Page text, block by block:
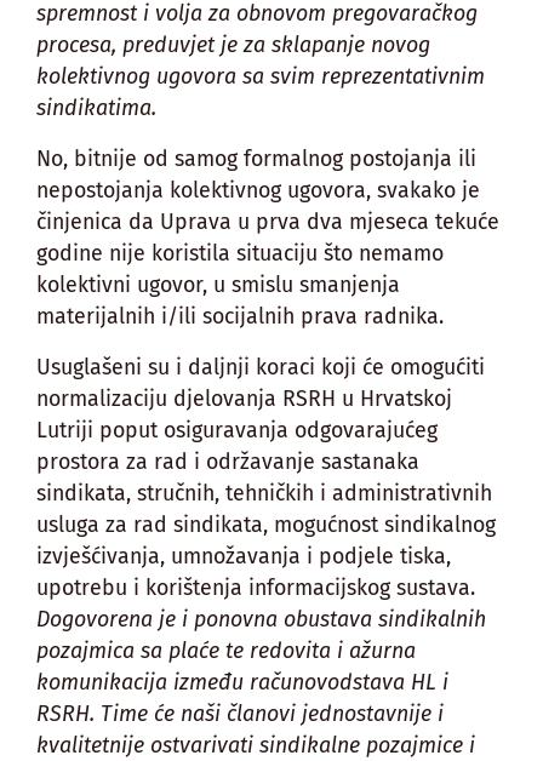
spremnost i volja za obnovom pregovaračkog
procesa, preduvjet je za sklapanje novog
kolektivnog ugovora sa svim reprezentativnim
sindikatima.
No, bitnije od samog formalnog postojanja ili
nepostojanja kolektivnog ugovora, svakako je
činjenica da Uprava u prva dva mjeseca tekuće
godine nije koristila situaciju što nemamo
kolektivni ugovor, u smislu smanjenja
materijalnih i/ili socijalnih prava radnika.
Usuglašeni su i daljnji koraci koji će omogućiti
normalizaciju djelovanja RSRH u Hrvatskoj
Lutriji poput osiguravanja odgovarajućeg
prostora za rad i održavanje sastanaka
sindikata, stručnih, tehničkih i administrativnih
usluga za rad sindikata, mogućnost sindikalnog
izvješćivanja, umnožavanja i podjele tiska,
upotrebu i korištenja informacijskog sustava.
Dogovorena je i ponovna obustava sindikalnih
pozajmica sa plaće te redovita i ažurna
komunikacija između računovodstava HL i
RSRH. Time će naši članovi jednostavnije i
kvalitetnije ostvarivati sindikalne pozajmice i